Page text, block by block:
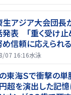
アジア大会団長
表 「重く受け止
信頼に応えられる
07 16:16水泳
東海Ｓで衝撃の
円超を演出した記